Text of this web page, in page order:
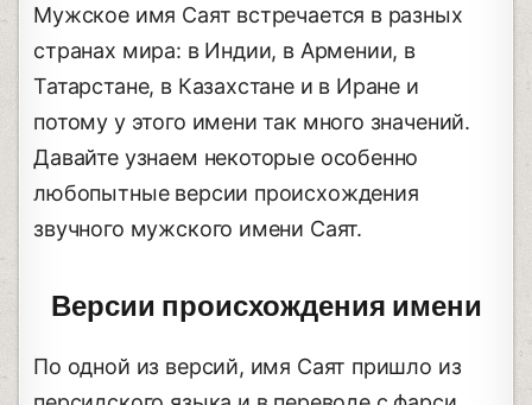
Мужское имя Саят встречается в разных
странах мира: в Индии, в Армении, в
Татарстане, в Казахстане и в Иране и
потому у этого имени так много значений.
Давайте узнаем некоторые особенно
любопытные версии происхождения
звучного мужского имени Саят.
Версии происхождения имени
По одной из версий, имя Саят пришло из